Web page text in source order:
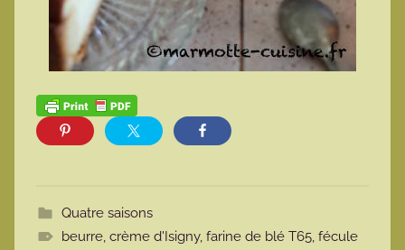
Quatre saisons
beurre, crème d'Isigny, farine de blé T65, fécule